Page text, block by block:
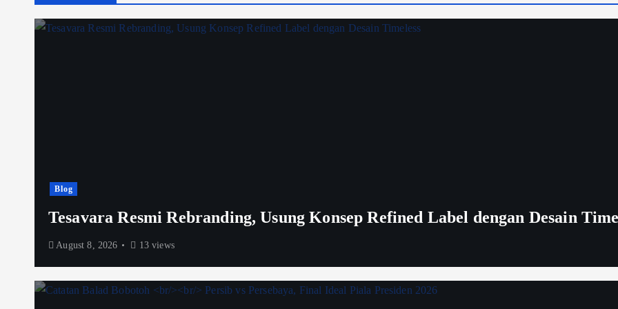
Blog
Tesavara Resmi Rebranding, Usung Konsep Refined Label dengan Desain
August 8, 2026 13 views